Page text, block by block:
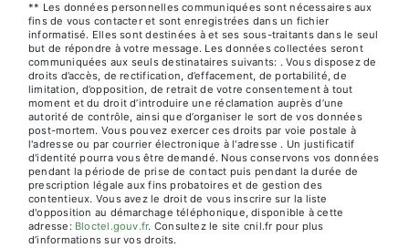
** Les données personnelles communiquées sont nécessaires aux
fins de vous contacter et sont enregistrées dans un fichier
informatisé. Elles sont destinées à et ses sous-traitants dans le seul
but de répondre à votre message. Les données collectées seront
communiquées aux seuls destinataires suivants: . Vous disposez de
droits d’accès, de rectification, d’effacement, de portabilité, de
limitation, d’opposition, de retrait de votre consentement à tout
moment et du droit d’introduire une réclamation auprès d’une
autorité de contrôle, ainsi que d’organiser le sort de vos données
post-mortem. Vous pouvez exercer ces droits par voie postale à
l'adresse ou par courrier électronique à l'adresse . Un justificatif
d'identité pourra vous être demandé. Nous conservons vos données
pendant la période de prise de contact puis pendant la durée de
prescription légale aux fins probatoires et de gestion des
contentieux. Vous avez le droit de vous inscrire sur la liste
d'opposition au démarchage téléphonique, disponible à cette
adresse: Bloctel.gouv.fr. Consultez le site cnil.fr pour plus
d’informations sur vos droits.